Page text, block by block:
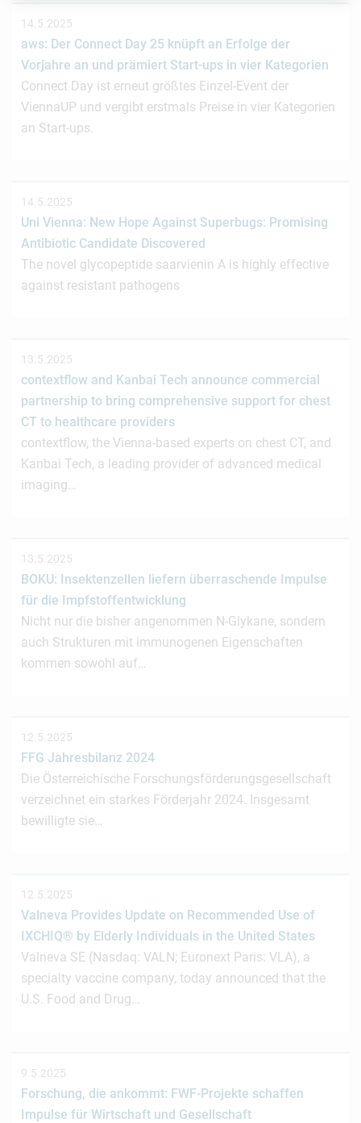
14.5.2025
aws: Der Connect Day 25 knüpft an Erfolge der
Vorjahre an und prämiert Start-ups in vier Kategorien
Connect Day ist erneut größtes Einzel-Event der
ViennaUP und vergibt erstmals Preise in vier Kategorien
an Start-ups.
14.5.2025
Uni Vienna: New Hope Against Superbugs: Promising
Antibiotic Candidate Discovered
The novel glycopeptide saarvienin A is highly effective
against resistant pathogens
13.5.2025
contextflow and Kanbai Tech announce commercial
partnership to bring comprehensive support for chest
CT to healthcare providers
contextflow, the Vienna-based experts on chest CT, and
Kanbai Tech, a leading provider of advanced medical
imaging…
13.5.2025
BOKU: Insektenzellen liefern überraschende Impulse
für die Impfstoffentwicklung
Nicht nur die bisher angenommen N-Glykane, sondern
auch Strukturen mit immunogenen Eigenschaften
kommen sowohl auf…
12.5.2025
FFG Jahresbilanz 2024
Die Österreichische Forschungsförderungsgesellschaft
verzeichnet ein starkes Förderjahr 2024. Insgesamt
bewilligte sie…
12.5.2025
Valneva Provides Update on Recommended Use of
IXCHIQ® by Elderly Individuals in the United States
Valneva SE (Nasdaq: VALN; Euronext Paris: VLA), a
specialty vaccine company, today announced that the
U.S. Food and Drug…
9.5.2025
Forschung, die ankommt: FWF-Projekte schaffen
Impulse für Wirtschaft und Gesellschaft